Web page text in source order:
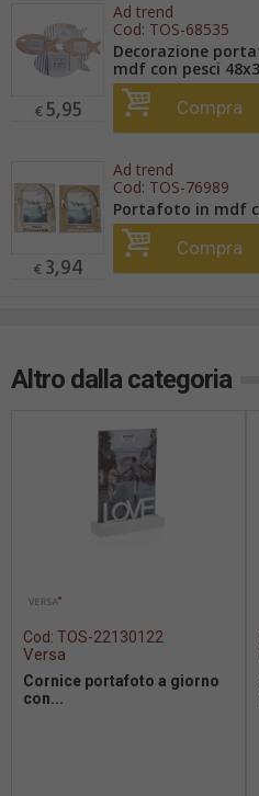
€5,95
Ad trend
Cod: TOS-68535
Decorazione
mdf con pesci
Compra
€ 3,94
Ad trend
Cod: TOS-76989
Portafoto in mdf
Compra
Altro dalla categoria
Cod: TOS-22130122
Versa
Cornice portafoto a giorno
con...